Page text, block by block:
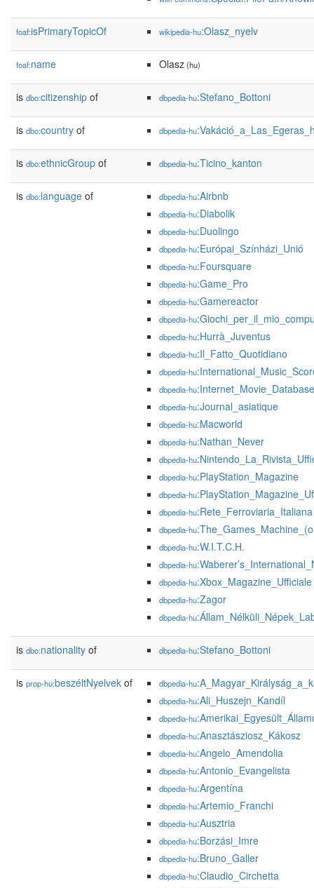
foaf:isPrimaryTopicOf wikipedia-hu:Olasz_nyelv
foaf:name Olasz(hu)
is dbo:citizenship of dbpedia-hu:Stefano_Bottoni
is dbo:country of dbpedia-hu
is dbo:ethnicGroup of dbpedia-hu:Ticino_kanton
is dbo:language of dbpedia-hu:Airbnb
dbpedia-hu:Diabolik
dbpedia-hu:Duolingo
dbpedia-hu:Európai_Színházi_Unió
dbpedia-hu:Foursquare
dbpedia-hu:Game_Pro
dbpedia-hu:Gamereactor
dbpedia-hu
dbpedia-hu:Hurrà_Juventus
dbpedia-hu:Il_Fatto_Quotidiano
dbpedia-hu
dbpedia-hu:Internet_Movie_Database
dbpedia-hu:Journal_asiatique
dbpedia-hu:Macworld
dbpedia-hu:Nathan_Never
dbpedia-hu
dbpedia-hu:PlayStation_Magazine
dbpedia-hu
dbpedia-hu:Rete_Ferroviaria_Italiana
dbpedia-hu
dbpedia-hu:W.I.T.C.H.
dbpedia-hu
dbpedia-hu:Xbox_Magazine_Ufficiale
dbpedia-hu:Zagor
dbpedia-hu
is dbo:nationality of dbpedia-hu:Stefano_Bottoni
is prop-hu:beszéltNyelvek of dbpedia-hu
dbpedia-hu:Ali_Huszejn_Kandíl
dbpedia-hu
dbpedia-hu:Anasztásziosz_Kákosz
dbpedia-hu:Angelo_Amendolia
dbpedia-hu:Antonio_Evangelista
dbpedia-hu:Argentína
dbpedia-hu:Artemio_Franchi
dbpedia-hu:Ausztria
dbpedia-hu:Borzási_Imre
dbpedia-hu:Bruno_Galler
dbpedia-hu:Claudio_Circhetta